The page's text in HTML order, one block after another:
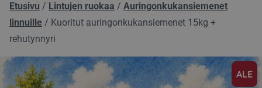
Etusivu / Lintujen ruokaa / Auringonkukansiemenet
linnuille / Kuoritut auringonkukansiemenet 15kg +
rehutynnyri
ALE